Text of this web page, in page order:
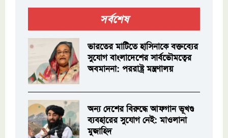
সর্বশেষ
ভারতের মাটিতে হাসিনাকে বক্তব্যের
সুযোগ বাংলাদেশের সার্বভৌমত্বের
অবমাননা: পররাষ্ট্র মন্ত্রণালয়
অন্য দেশের বিরুদ্ধে আফগান ভূখণ্ড
ব্যবহারের সুযোগ নেই: মাওলানা
মুজাহিদ